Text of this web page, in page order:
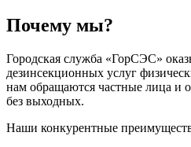
Почему мы?
Городская служба «ГорСЭС»
дезинсекционных услуг
нам обращаются частные лица и
без выходных.
Наши конкурентные